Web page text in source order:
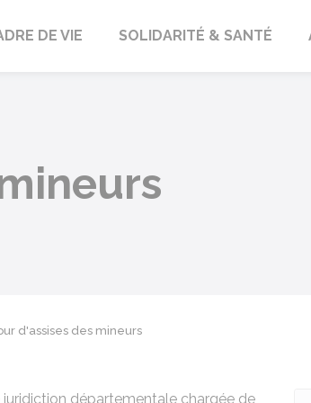
DE VIE SOLIDARITÉ & SANTÉ
d'assises des mineurs
départementale chargée de